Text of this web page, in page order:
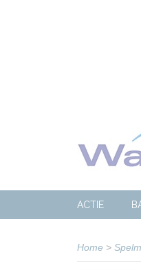
ACTIE
Home >